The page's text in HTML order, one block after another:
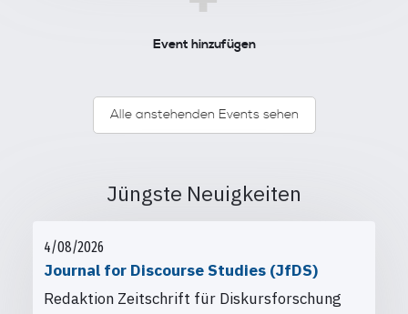
Event hinzufügen
Alle anstehenden Events sehen
Jüngste Neuigkeiten
4/08/2026
Journal for Discourse Studies (JfDS)
Redaktion Zeitschrift für Diskursforschung